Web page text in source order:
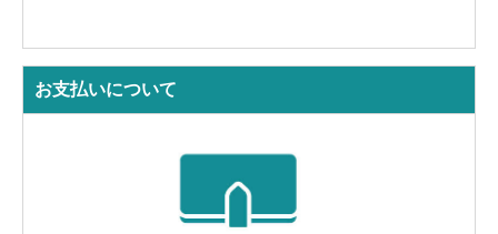
お支払いについて